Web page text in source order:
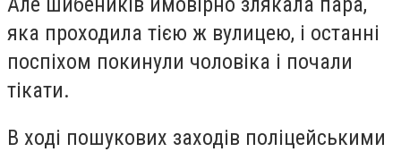
яка проходила тією ж вулицею, і останні
поспіхом покинули чоловіка і почали
тікати.
В ході пошукових заходів поліцейськими